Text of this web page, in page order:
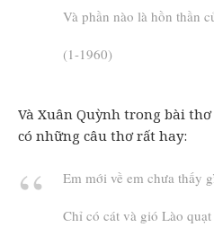
Và phần nào là hồn thần
(1-1960)
Và Xuân Quỳnh trong bài thơ
có những câu thơ rất hay:
Em mới về em chưa thấy
Chỉ có cát và gió Lào quạt